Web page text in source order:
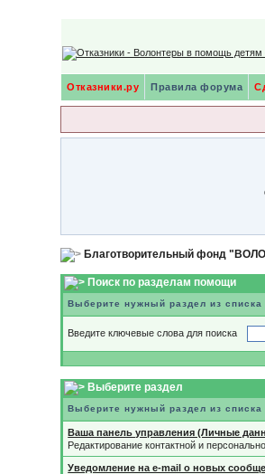
Отказники.ру Правила форума
Благотворительный фонд
Поиск по разделам помощи
Выберите нужный раздел из списка
Введите ключевые слова для поиска
Выберите раздел
Выберите нужный раздел из списка
Ваша панель управления (Личные
Редактирование контактной и
Уведомление на e-mail о новых